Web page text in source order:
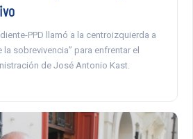
PPD llamó a la centroizquierda a
la sobrevivencia” para enfrentar el
de José Antonio Kast.